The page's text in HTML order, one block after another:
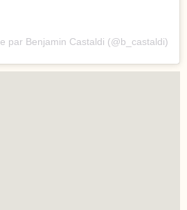
par Benjamin Castaldi (@b_castaldi)